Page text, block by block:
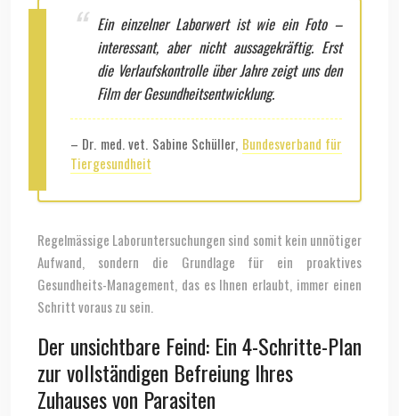
Ein einzelner Laborwert ist wie ein Foto –
interessant, aber nicht aussagekräftig. Erst
die Verlaufskontrolle über Jahre zeigt uns den
Film der Gesundheitsentwicklung.
– Dr. med. vet. Sabine Schüller, Bundesverband für
Tiergesundheit
Regelmässige Laboruntersuchungen sind somit kein unnötiger
Aufwand, sondern die Grundlage für ein proaktives
Gesundheits-Management, das es Ihnen erlaubt, immer einen
Schritt voraus zu sein.
Der unsichtbare Feind: Ein 4-Schritte-Plan
zur vollständigen Befreiung Ihres
Zuhauses von Parasiten